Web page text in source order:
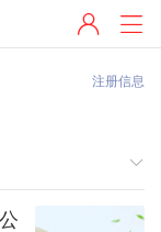
注册信息
